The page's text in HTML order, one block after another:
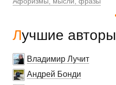
Лучшие авторы
Владимир Лучит
Андрей Бонди